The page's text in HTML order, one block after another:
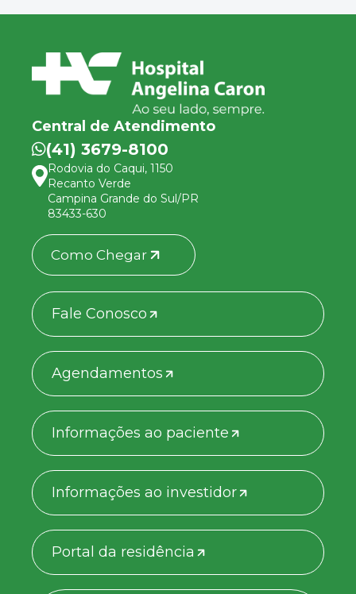
Central de Atendimento
(41) 3679-8100
Rodovia do Caqui, 1150
Recanto Verde
Campina Grande do Sul/PR
83433-630
Como Chegar
Fale Conosco
Agendamentos
Informações ao paciente
Informações ao investidor
Portal da residência